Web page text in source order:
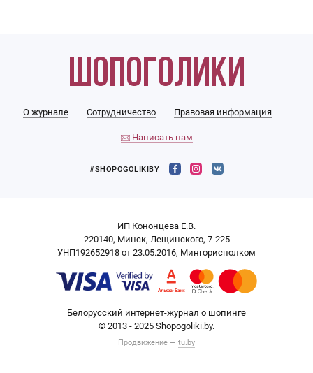
О журнале Сотрудничество Правовая информация
Написать нам
#SHOPOGOLIKIBY
ИП Кононцева Е.В.
220140, Минск, Лещинского, 7-225
УНП192652918 от 23.05.2016, Мингорисполком
Белорусский интернет-журнал о шопинге
© 2013 - 2025 Shopogoliki.by.
Продвижение — tu.by